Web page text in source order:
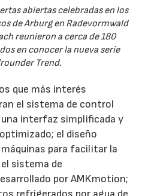
abiertas celebradas en los
de Arburg en Radevormwald
reunieron a cerca de 180
en conocer la nueva serie
Trend.
que más interés
el sistema de control
interfaz simplificada y
el diseño
para facilitar la
sistema de
por AMKmotion;